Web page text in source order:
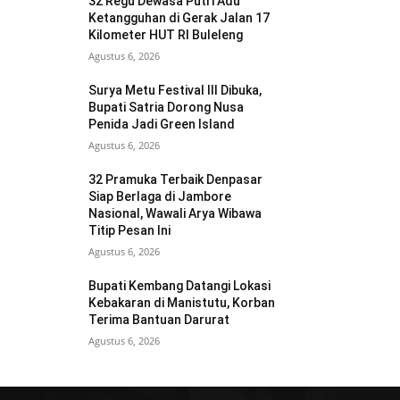
Ketangguhan di Gerak Jalan 17
Kilometer HUT RI Buleleng
Agustus 6, 2026
Surya Metu Festival III Dibuka,
Bupati Satria Dorong Nusa
Penida Jadi Green Island
Agustus 6, 2026
32 Pramuka Terbaik Denpasar
Siap Berlaga di Jambore
Nasional, Wawali Arya Wibawa
Titip Pesan Ini
Agustus 6, 2026
Bupati Kembang Datangi Lokasi
Kebakaran di Manistutu, Korban
Terima Bantuan Darurat
Agustus 6, 2026